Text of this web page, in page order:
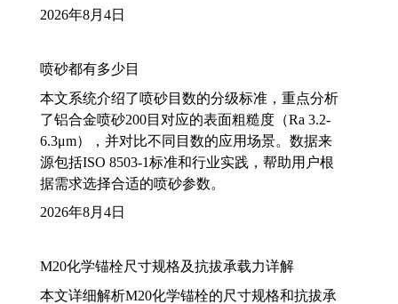
2026年8月4日
喷砂都有多少目
本文系统介绍了喷砂目数的分级标准，重点分析
了铝合金喷砂200目对应的表面粗糙度（Ra 3.2-
6.3μm），并对比不同目数的应用场景。数据来
源包括ISO 8503-1标准和行业实践，帮助用户根
据需求选择合适的喷砂参数。
2026年8月4日
M20化学锚栓尺寸规格及抗拔承载力详解
本文详细解析M20化学锚栓的尺寸规格和抗拔承